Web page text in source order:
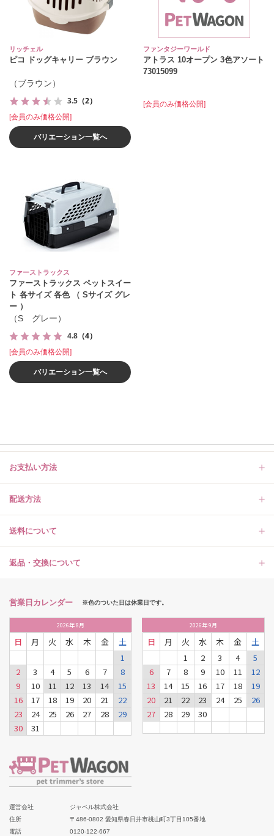
リッチェル
ピコ ドッグキャリー ブラウン
（ブラウン）
3.5 （2）
[会員のみ価格公開]
バリエーション一覧へ
ファンタジーワールド
アトラス 10オープン 3色アソート
73015099
[会員のみ価格公開]
ファーストラックス
ファーストラックス ペットスイー
ト 各サイズ 各色 （ Sサイズ グレ
ー ）
（S グレー）
4.8 （4）
[会員のみ価格公開]
バリエーション一覧へ
お支払い方法
配送方法
送料について
返品・交換について
営業日カレンダー ※色のついた日は休業日です。
2026年8月
日 月 火 水 木 金
土
1
2
3 4 5 6 7
8
9
10 11 12 13 14
15
16
17 18 19 20 21
22
23
24 25 26 27 28
29
30
31
2026年9月
日 月 火 水 木 金
土
1
2 3 4
5
6
7 8 9 10 11
12
13
14 15 16 17 18
19
20
21 22 23 24 25
26
27
28 29 30
運営会社
ジャペル株式会社
住所
〒486-0802 愛知県春日井市桃山町3丁目105番地
電話
0120-122-667